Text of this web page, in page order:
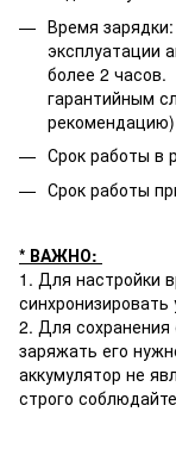
Время
эксплуатации
более 2 часов.
гарантийным
рекомендацию)
Срок работы в
Срок работы
* ВАЖНО:
1. Для настройки
2. Для сохранения
заряжать его
аккумулятор не
строго